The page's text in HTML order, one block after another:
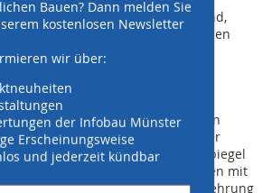
wieder herzustellen sind,
vom ausführenden Unternehmen
ein Höchstmaß an
der Arbeiten werden die
an der Unterseite mit U-
10 mm, e=10 cm) eingefasst, die
Dübeln im Bestandsbeton
gleichen Verfahren wird auch der
und eingefasst. Der Deckenspiegel
als Bewehrung. In Bereichen mit
wird zusätzlich eine Bewehrung
Bauen? Dann melden Sie
kostenlosen Newsletter
wir über:
der Infobau Münster
Erscheinungsweise
und jederzeit kündbar